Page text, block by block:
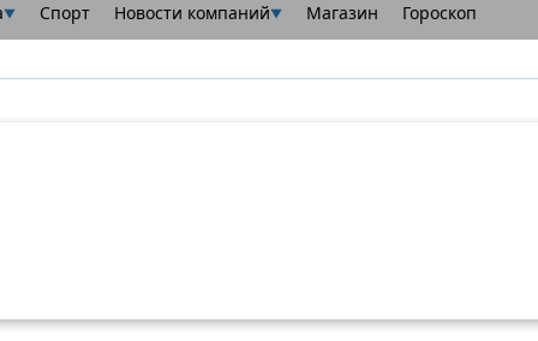
▼ Спорт Новости компаний▼ Магазин Гороскоп